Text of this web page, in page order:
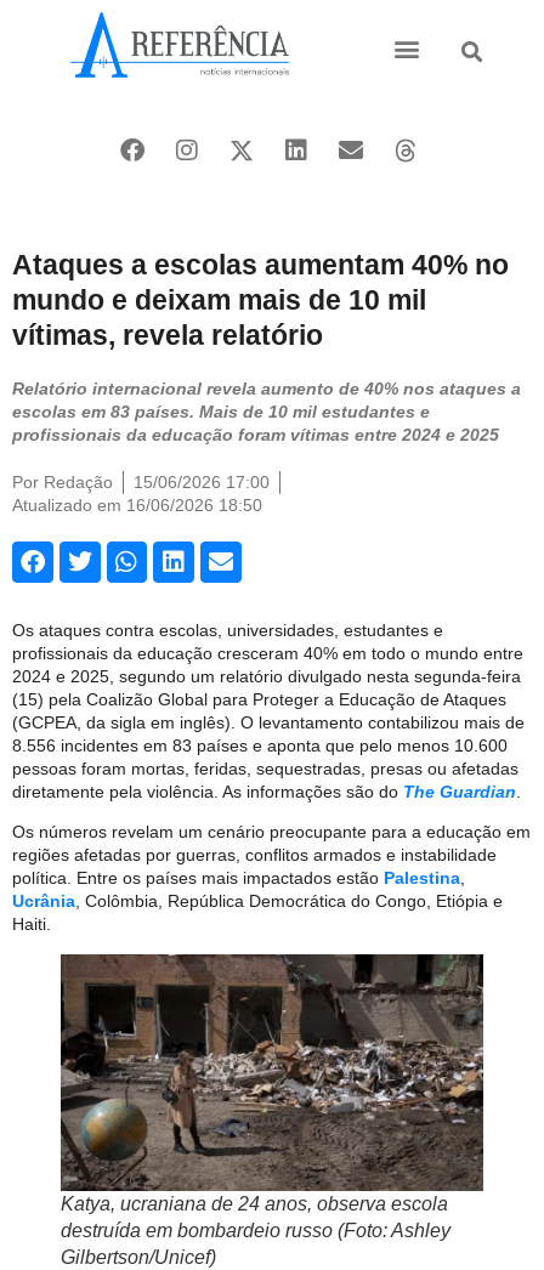
Ataques a escolas aumentam 40% no
mundo e deixam mais de 10 mil
vítimas, revela relatório
Relatório internacional revela aumento de 40% nos ataques a
escolas em 83 países. Mais de 10 mil estudantes e
profissionais da educação foram vítimas entre 2024 e 2025
Por Redação
15/06/2026 17:00
Atualizado em 16/06/2026 18:50
Os ataques contra escolas, universidades, estudantes e
profissionais da educação cresceram 40% em todo o mundo entre
2024 e 2025, segundo um relatório divulgado nesta segunda-feira
(15) pela Coalizão Global para Proteger a Educação de Ataques
(GCPEA, da sigla em inglês). O levantamento contabilizou mais de
8.556 incidentes em 83 países e aponta que pelo menos 10.600
pessoas foram mortas, feridas, sequestradas, presas ou afetadas
diretamente pela violência. As informações são do The Guardian
Os números revelam um cenário preocupante para a educação em
regiões afetadas por guerras, conflitos armados e instabilidade
política. Entre os países mais impactados estão Palestina,
Ucrânia, Colômbia, República Democrática do Congo, Etiópia e
Haiti.
Katya, ucraniana de 24 anos, observa escola
destruída em bombardeio russo (Foto: Ashley
Gilbertson/Unicef)